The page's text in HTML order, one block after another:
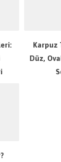
Karpuz
Düz,